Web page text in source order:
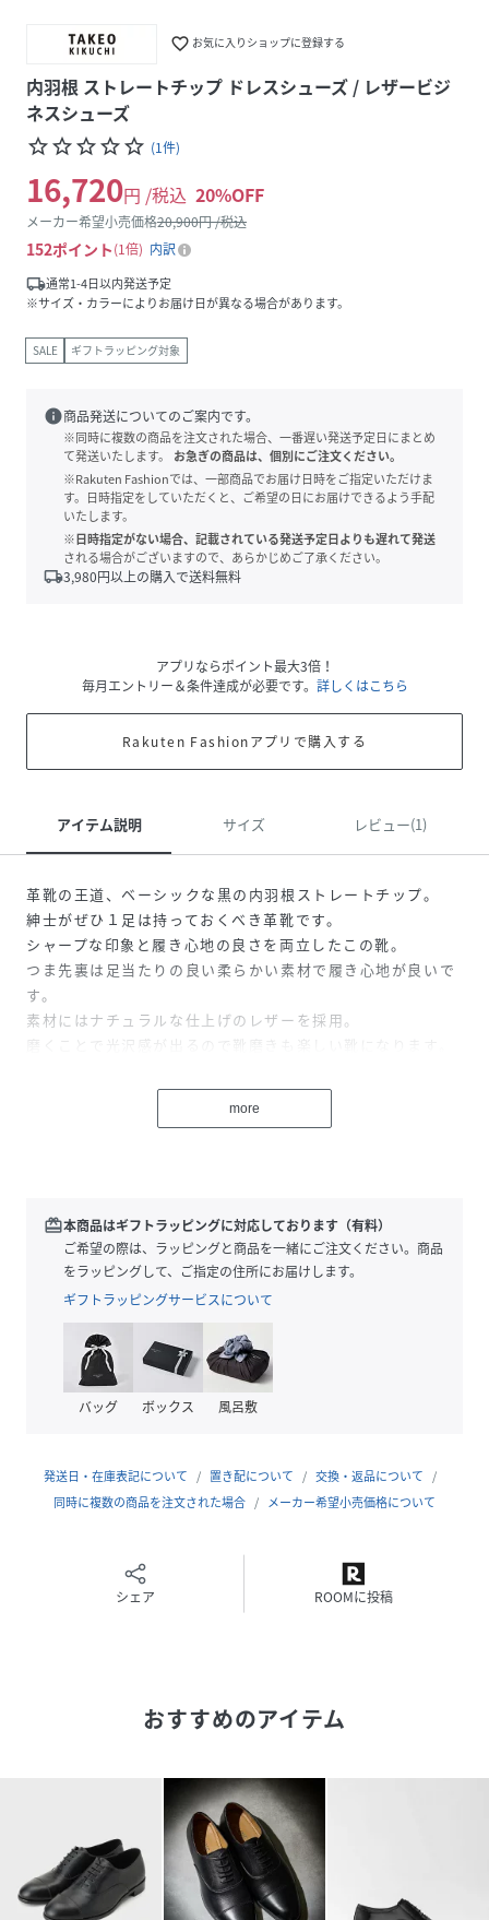
favorite_border お気に入りショップに登録する
内羽根 ストレートチップ ドレスシューズ / レザービジ
ネスシューズ
star_borderstar_borderstar_borderstar_borderstar_border (1件)
16,720円 /税込 20%OFF
メーカー希望小売価格20,900円 /税込
152ポイント 1倍
内訳
local_shipping通常1-4日以内発送予定
※サイズ・カラーによりお届け日が異なる場合があります。
SALE ギフトラッピング対象
info商品発送についてのご案内です。
※同時に複数の商品を注文された場合、一番遅い発送予定日にまとめ
て発送いたします。
お急ぎの商品は、個別にご注文ください。
※Rakuten Fashionでは、一部商品でお届け日時をご指定いただけま
す。日時指定をしていただくと、ご希望の日にお届けできるよう手配
いたします。
※日時指定がない場合、記載されている発送予定日よりも遅れて発送
される場合がございますので、あらかじめご了承ください。
local_shipping3,980円以上の購入で送料無料
アプリならポイント最大3倍！
毎月エントリー＆条件達成が必要です。 詳しくはこちら
Rakuten Fashionアプリで購入する
アイテム説明 サイズ レビュー(1)
革靴の王道、ベーシックな黒の内羽根ストレートチップ。
紳士がぜひ１足は持っておくべき革靴です。
シャープな印象と履き心地の良さを両立したこの靴。
つま先裏は足当たりの良い柔らかい素材で履き心地が良いで
す。
素材にはナチュラルな仕上げのレザーを採用。
磨くことで光沢感が出るので靴磨きも楽しい靴になります。
しかしミニマルで洗練された印象のため、モダンなオフィス
ギフト/プレゼント、また大切な方への贈りものとしてもおす
すめです。
※照明の関係により、実際よりも色味が違って見える場合が
あります。また、パソコン・スマートフォンなどの環境によ
り、若干製品と画像のカラーが異なる場合もございます。
原産国 バングラデシュ製
55(25.5cm)、60(26.0cm)、65(26.5cm)、
more
redeem本商品はギフトラッピングに対応しております（有料）
ご希望の際は、ラッピングと商品を一緒にご注文ください。商品
をラッピングして、ご指定の住所にお届けします。
ギフトラッピングサービスについて
バッグ ボックス 風呂敷
発送日・在庫表記について 置き配について
交換・返品について
同時に複数の商品を注文された場合
メーカー希望小売価格について
シェア ROOMに投稿
おすすめのアイテム